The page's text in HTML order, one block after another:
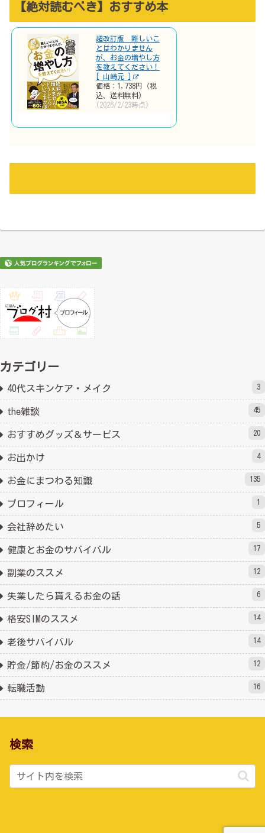
【絶対読むべき】おすすめ本
超改訂版 難しいこ
とはわかりません
が、お金の増やし方
を教えてください！
[ 山崎元 ]
価格：1,738円（税
込、送料無料)
(2026/2/23時点)
カテゴリー
40代スキンケア・メイク 3
the雑談 45
おすすめグッズ＆サービス 20
お出かけ 4
お金にまつわる知識 135
プロフィール 1
会社辞めたい 5
健康とお金のサバイバル 17
副業のススメ 12
失業したら貰えるお金の話 6
格安SIMのススメ 14
老後サバイバル 14
貯金/節約/お金のススメ 12
転職活動 16
検索